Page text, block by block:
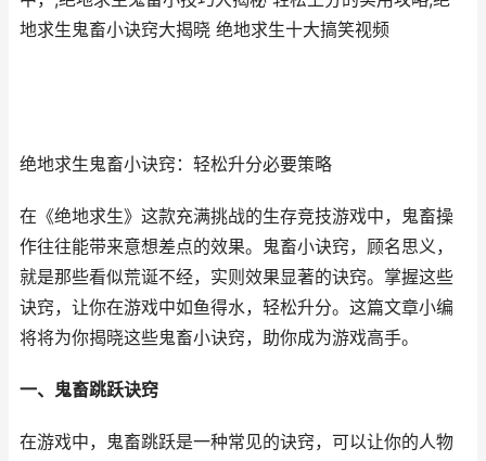
地求生鬼畜小诀窍大揭晓 绝地求生十大搞笑视频
绝地求生鬼畜小诀窍：轻松升分必要策略
在《绝地求生》这款充满挑战的生存竞技游戏中，鬼畜操
作往往能带来意想差点的效果。鬼畜小诀窍，顾名思义，
就是那些看似荒诞不经，实则效果显著的诀窍。掌握这些
诀窍，让你在游戏中如鱼得水，轻松升分。这篇文章小编
将将为你揭晓这些鬼畜小诀窍，助你成为游戏高手。
一、鬼畜跳跃诀窍
在游戏中，鬼畜跳跃是一种常见的诀窍，可以让你的人物